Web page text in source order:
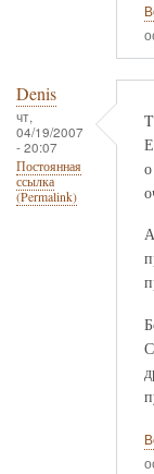
Denis
чт,
04/19/2007
- 20:07
Постоянная
ссылка
(Permalink)